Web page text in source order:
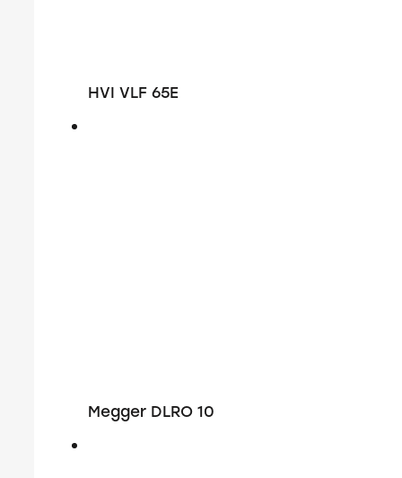
HVI VLF 65E
Megger DLRO 10